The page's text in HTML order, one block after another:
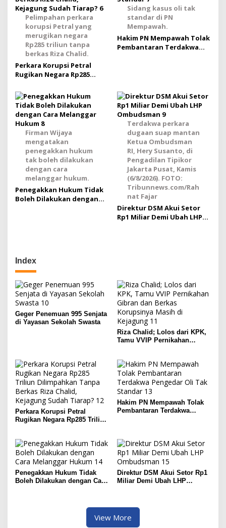
Pelimpahan perkara
korupsi Petral yang
merugikan negara
Rp285 triliun tanpa
berkas Riza Chalid.
Perkara Korupsi Petral
Rugikan Negara Rp285
Berkas Riza Chalid,
Kejagung Sudah Tiarap?
Sidang kasus oli tak
standar di PN
Mempawah.
Hakim PN Mempawah Tolak
Pembantaran Terdakwa
Firman Wijaya
mengatakan
penegakkan hukum
tak boleh dilakukan
dengan cara
melanggar hukum.
Penegakkan Hukum Tidak
Boleh Dilakukan dengan
Terdakwa perkara
dugaan suap mantan
Ketua Ombudsman
RI, Hery Susanto, di
Pengadilan Tipikor
Jakarta Pusat, Kamis
(6/8/2026). FOTO:
Tribunnews.com/Rah
nat Fajar
Direktur DSM Akui Setor
Rp1 Miliar Demi Ubah LHP
Index
Geger Penemuan 995 Senjata
di Yayasan Sekolah Swasta
Riza Chalid; Lolos dari KPK,
Tamu VVIP Pernikahan
Kejagung
Perkara Korupsi Petral
Rugikan Negara Rp285 Triliun
Tiarap?
Hakim PN Mempawah Tolak
Pembantaran Terdakwa
Penegakkan Hukum Tidak
Boleh Dilakukan dengan Cara
Direktur DSM Akui Setor Rp1
Miliar Demi Ubah LHP
View More